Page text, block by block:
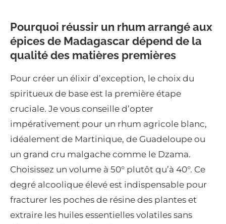
Pourquoi réussir un rhum arrangé aux
épices de Madagascar dépend de la
qualité des matières premières
Pour créer un élixir d’exception, le choix du
spiritueux de base est la première étape
cruciale. Je vous conseille d’opter
impérativement pour un rhum agricole blanc,
idéalement de Martinique, de Guadeloupe ou
un grand cru malgache comme le Dzama.
Choisissez un volume à 50° plutôt qu’à 40°. Ce
degré alcoolique élevé est indispensable pour
fracturer les poches de résine des plantes et
extraire les huiles essentielles volatiles sans